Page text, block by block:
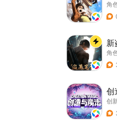
角
新
角
创
创